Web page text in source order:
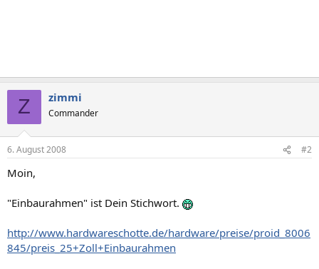
Z zimmi
Commander
6. August 2008 #2
Moin,
"Einbaurahmen" ist Dein Stichwort.
http://www.hardwareschotte.de/hardware/preise/proid_8006
845/preis_25+Zoll+Einbaurahmen